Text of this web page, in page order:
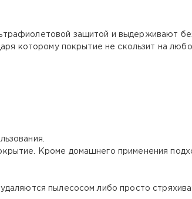
защитой и выдерживают
которому покрытие не скользит на
Кроме домашнего применения
пылесосом либо просто